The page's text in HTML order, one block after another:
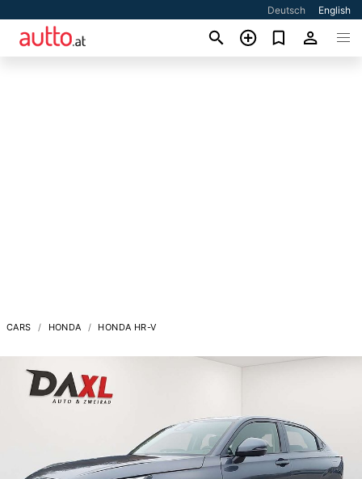
Deutsch English
CARS HONDA HONDA HR-V